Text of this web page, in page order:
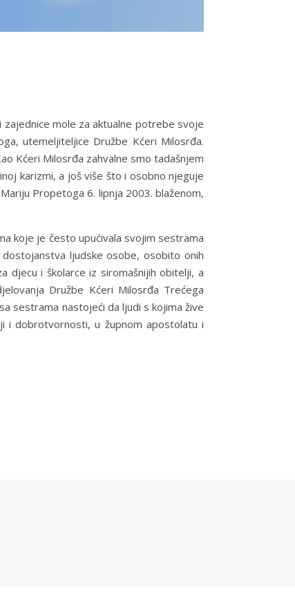
mole za aktualne potrebe svoje
utemeljiteljice Družbe Kćeri Milosrđa.
Kćeri Milosrđa zahvalne smo tadašnjem
karizmi, a još više što i osobno njeguje
Propetoga 6. lipnja 2003. blaženom,
koje je često upućivala svojim sestrama
ljudske osobe, osobito onih
djecu i školarce iz siromašnijih obitelji, a
Družbe Kćeri Milosrđa Trećega
sestrama nastojeći da ljudi s kojima žive
i dobrotvornosti, u župnom apostolatu i